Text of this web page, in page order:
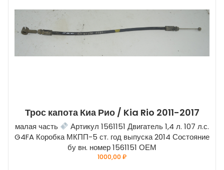
Трос капота Киа Рио / Kia Rio 2011-2017
малая часть
Артикул 1561151 Двигатель 1,4 л. 107 л.с.
G4FA Коробка МКПП-5 ст. год выпуска 2014 Состояние
бу вн. номер 1561151 ОЕМ
1000,00₽